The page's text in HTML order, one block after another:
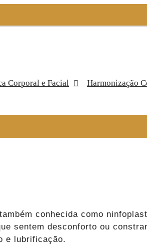
Corporal e Facial Harmonização
conhecida como
sentem desconforto ou
e lubrificação.